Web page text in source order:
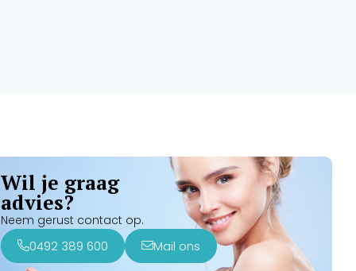
Wil je graag
advies?
Neem gerust contact op.
0492 389 600 Mail ons